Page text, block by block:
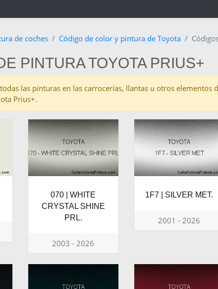
de coches Código de color y pintura de Toyota
PINTURA TOYOTA PRIUS+
las pinturas en las carrocerías, llantas u otros
Prius+.
070 | WHITE
CRYSTAL SHINE
PRL.
2003 - 2026
1F7 | SILVER MET.
2001 - 2026